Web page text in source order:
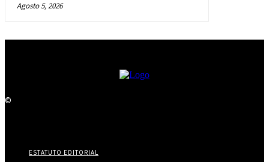
Agosto 5, 2026
©
ESTATUTO EDITORIAL